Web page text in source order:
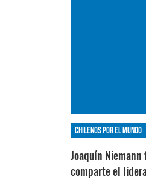
Chilenos por el mundo
Joaquín
comparte el